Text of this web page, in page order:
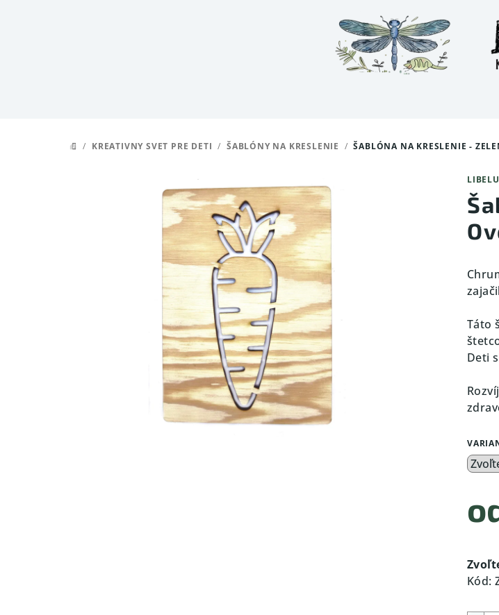
DOMOV
/ KREATIVNY SVET PRE DETI / ŠABLÓNY NA KRESLENIE / ŠABLÓNA NA KRESLENIE -
Táto
Deti
cena:
Kód: